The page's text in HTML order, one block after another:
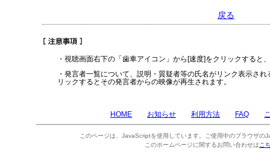
戻る
・視聴画面右下の「歯車アイコン」から[速度]をクリックすると
・発言者一覧について、説明・質疑者等の氏名がリンク表示さ
リックするとその発言者からの映像が再生されます。
HOME お知らせ 利用方法 FAQ
このページは、JavaScriptを使用しています。ご使用中のブラウザの
このホームページに関するお問い合わせは こ